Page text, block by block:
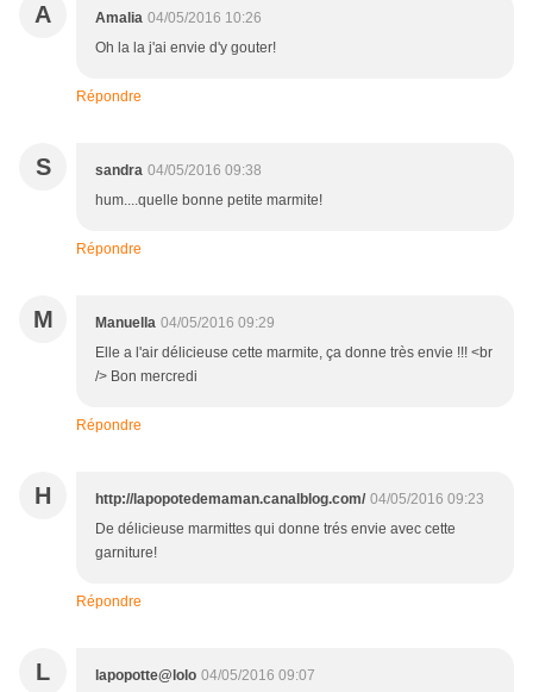
A Amalia 04/05/2016 10:26
Oh la la j'ai envie d'y gouter!
Répondre
S sandra 04/05/2016 09:38
hum....quelle bonne petite marmite!
Répondre
M Manuella 04/05/2016 09:29
Elle a l'air délicieuse cette marmite, ça donne très envie !!! <br
/> Bon mercredi
Répondre
H http://lapopotedemaman.canalblog.com/ 04/05/2016 09:23
De délicieuse marmittes qui donne trés envie avec cette
garniture!
Répondre
L lapopotte@lolo 04/05/2016 09:07